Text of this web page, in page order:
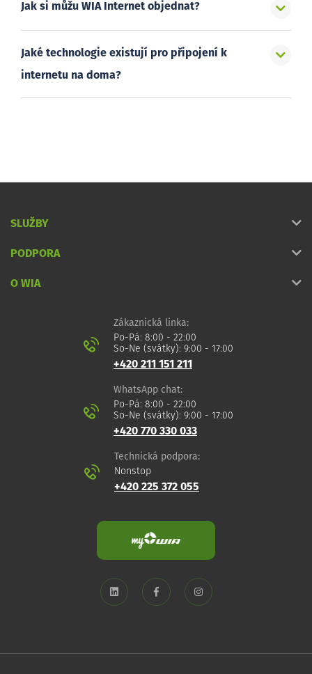
Jak si můžu WIA Internet objednat?
Jaké technologie existují pro připojení k
internetu na doma?
SLUŽBY
PODPORA
O WIA
Zákaznická linka:
Po-Pá: 8:00 - 22:00
So-Ne (svátky): 9:00 - 17:00
+420 211 151 211
WhatsApp chat:
Po-Pá: 8:00 - 22:00
So-Ne (svátky): 9:00 - 17:00
+420 770 330 033
Technická podpora:
Nonstop
+420 225 372 055